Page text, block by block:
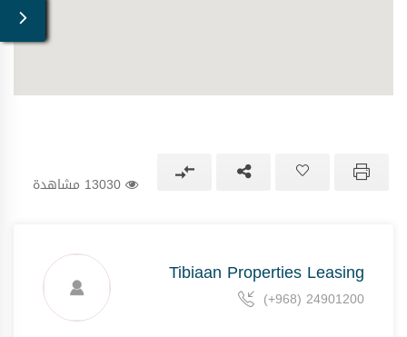
Tibiaan Properties Leasing
(+968) 24901200